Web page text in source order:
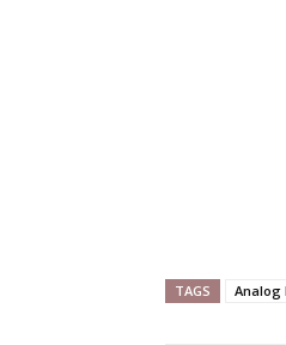
TAGS Analog